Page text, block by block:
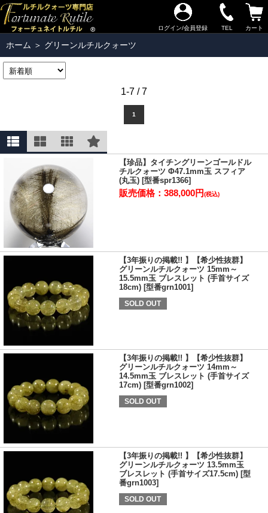
ログイン/会員登録 TEL カート
ホーム ＞ グリーンルチルクォーツ
1-7 / 7
1
【珍品】タイチングリーンゴールドル
チルクォーツ Φ47.1mm玉 スフィア
(丸玉) [型番spr1366]
販売価格：388,000円(税込)
【3年振りの掲載!! 】【希少性抜群】
グリーンルチルクォーツ 15mm～
15.5mm玉 ブレスレット (手首サイズ
18cm) [型番grn1001]
SOLD OUT
【3年振りの掲載!! 】【希少性抜群】
グリーンルチルクォーツ 14mm～
14.5mm玉 ブレスレット (手首サイズ
17cm) [型番grn1002]
SOLD OUT
【3年振りの掲載!! 】【希少性抜群】
グリーンルチルクォーツ 13.5mm玉
ブレスレット (手首サイズ17.5cm) [型
番grn1003]
SOLD OUT